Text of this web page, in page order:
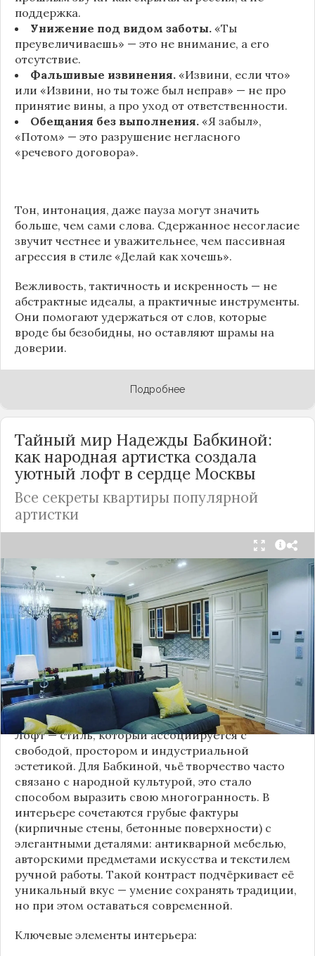
поддержка.
Унижение под видом заботы. «Ты
преувеличиваешь» — это не внимание, а его
отсутствие.
Фальшивые извинения. «Извини, если что»
или «Извини, но ты тоже был неправ» — не про
принятие вины, а про уход от ответственности.
Обещания без выполнения. «Я забыл»,
«Потом» — это разрушение негласного
«речевого договора».
Тон, интонация, даже пауза могут значить
больше, чем сами слова. Сдержанное несогласие
звучит честнее и уважительнее, чем пассивная
агрессия в стиле «Делай как хочешь».
Вежливость, тактичность и искренность — не
абстрактные идеалы, а практичные инструменты.
Они помогают удержаться от слов, которые
вроде бы безобидны, но оставляют шрамы на
доверии.
Подробнее
Тайный мир Надежды Бабкиной:
как народная артистка создала
уютный лофт в сердце Москвы
Все секреты квартиры популярной
артистки
Народная артисткаРоссииНадежда Бабкина,
известная своей любовью к традиционному
стилю и народной эстетике, удивила
поклонников, выбрав для своей новой
московской квартиры современный стиль лофт.
Это решение стало настоящим откровением,
демонстрирующим её умение сочетать классику
и актуальные тенденции. Подробности о
проекте раскрывает канал “DOMEO | РЕМОНТ
КВАРТИР | НЕДВИЖИМОСТЬ” 2.
Лофт — стиль, который ассоциируется с
свободой, простором и индустриальной
эстетикой. Для Бабкиной, чьё творчество часто
связано с народной культурой, это стало
способом выразить свою многогранность. В
интерьере сочетаются грубые фактуры
(кирпичные стены, бетонные поверхности) с
элегантными деталями: антикварной мебелью,
авторскими предметами искусства и текстилем
ручной работы. Такой контраст подчёркивает её
уникальный вкус — умение сохранять традиции,
но при этом оставаться современной.
Ключевые элементы интерьера: